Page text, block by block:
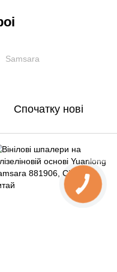
Samsara
Спочатку нові